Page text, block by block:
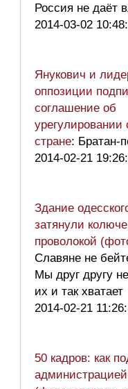
Россия не даёт
2014-03-02
Янукович и
оппозиции
соглашение об
урегулировании
стране: Братан-
2014-02-21
Здание
затянули
проволокой
Cлавяне не
Мы друг другу
их и так
2014-02-21
50 кадров: как